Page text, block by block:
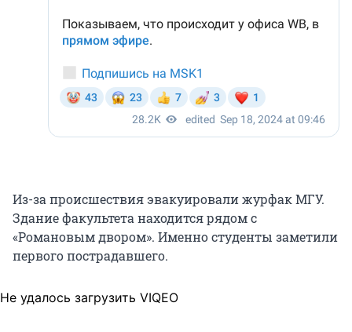
Из-за происшествия эвакуировали журфак МГУ.
Здание факультета находится рядом с
«Романовым двором». Именно студенты заметили
первого пострадавшего.
Не удалось загрузить VIQEO